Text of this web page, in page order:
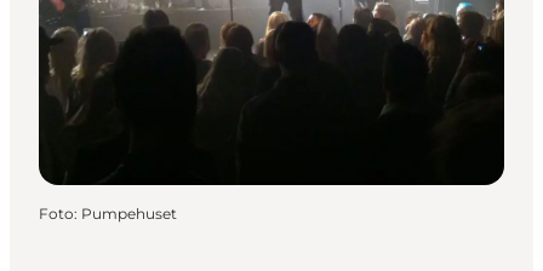
Områder
Planlæg din tur
CopenPay
Copenhagen Card
Foto: Pumpehuset